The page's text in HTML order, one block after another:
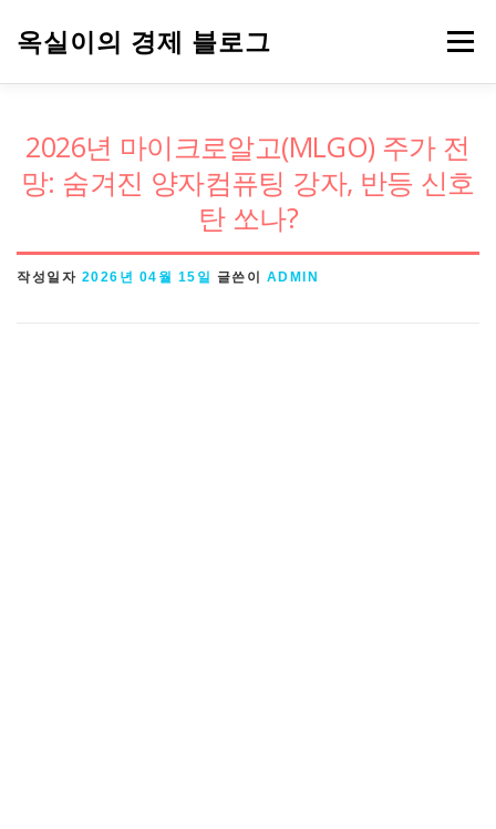
으
옥실이의 경제 블로그 메뉴
2026년 마이크로알고(MLGO) 주가 전
망: 숨겨진 양자컴퓨팅 강자, 반등 신호
탄 쏘나?
작성일자 2026년 04월 15일 글쓴이 ADMIN